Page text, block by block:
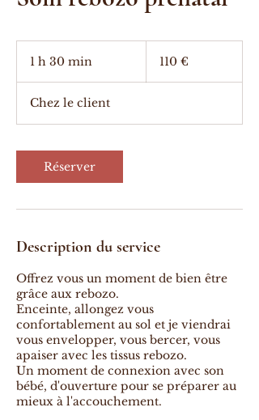
1 h 30 min
m
i
110 €
Chez le client
Réserver
Description du service
Offrez vous un moment de bien être
grâce aux rebozo.
Enceinte, allongez vous
confortablement au sol et je viendrai
vous envelopper, vous bercer, vous
apaiser avec les tissus rebozo.
Un moment de connexion avec son
bébé, d'ouverture pour se préparer au
mieux à l'accouchement.